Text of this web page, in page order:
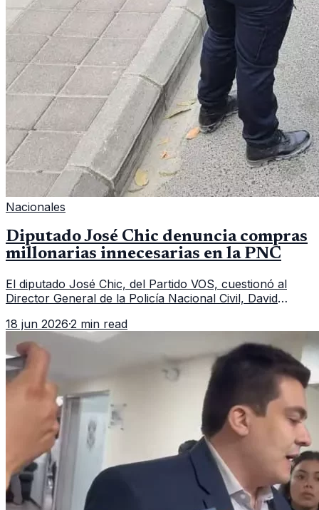
Nacionales
Diputado José Chic denuncia compras
millonarias innecesarias en la PNC
El diputado José Chic, del Partido VOS, cuestionó al
Director General de la Policía Nacional Civil, David
mientras las patrullas permanecen abandonadas.
18 jun 2026·2 min read